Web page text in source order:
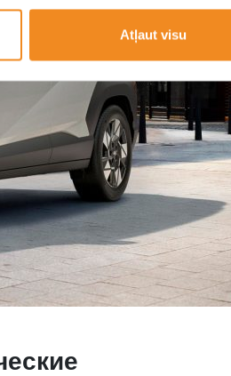
Atļaut visu